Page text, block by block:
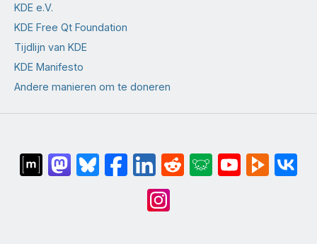
KDE e.V.
KDE Free Qt Foundation
Tijdlijn van KDE
KDE Manifesto
Andere manieren om te doneren